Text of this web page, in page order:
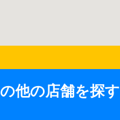
他の店舗を探す